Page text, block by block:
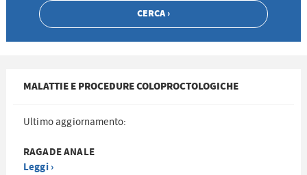
MALATTIE E PROCEDURE COLOPROCTOLOGICHE
Ultimo aggiornamento:
RAGADE ANALE
Leggi ›